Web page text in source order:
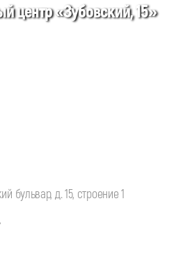
центр «Зубовский, 15»
бульвар, д. 15, строение 1